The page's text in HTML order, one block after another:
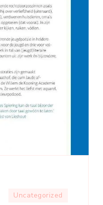
Uncategorized